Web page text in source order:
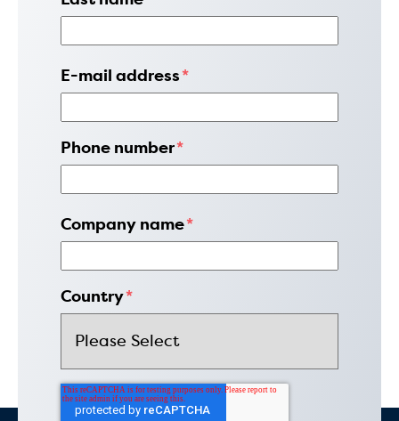
E-mail address*
Phone number*
Company name*
Country*